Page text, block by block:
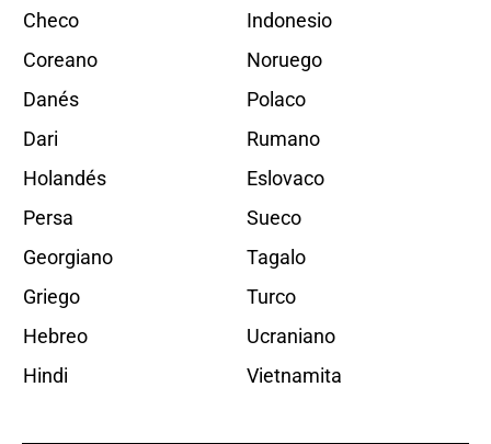
Checo
Coreano
Danés
Dari
Holandés
Persa
Georgiano
Griego
Hebreo
Hindi
Indonesio
Noruego
Polaco
Rumano
Eslovaco
Sueco
Tagalo
Turco
Ucraniano
Vietnamita